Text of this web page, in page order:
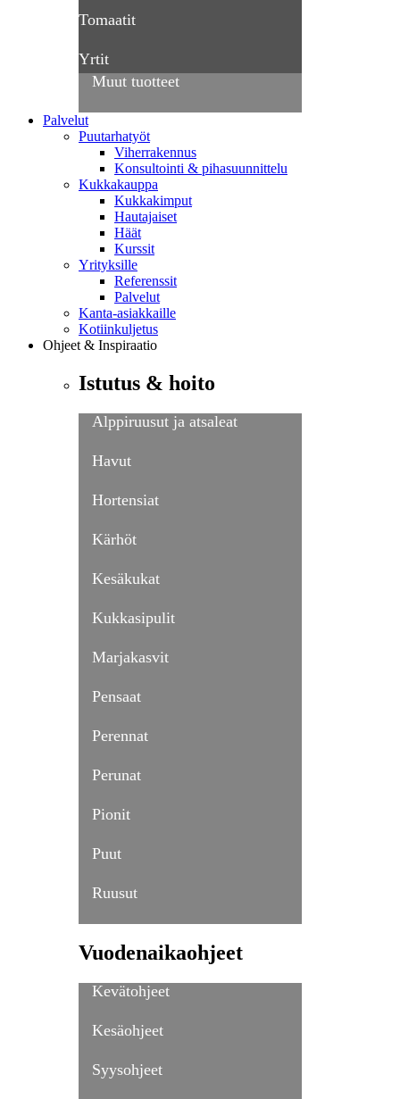
Tomaatit
Yrtit
Muut tuotteet
Palvelut
Puutarhatyöt
Viherrakennus
Konsultointi & pihasuunnittelu
Kukkakauppa
Kukkakimput
Hautajaiset
Häät
Kurssit
Yrityksille
Referenssit
Palvelut
Kanta-asiakkaille
Kotiinkuljetus
Ohjeet & Inspiraatio
Istutus & hoito
Alppiruusut ja atsaleat
Havut
Hortensiat
Kärhöt
Kesäkukat
Kukkasipulit
Marjakasvit
Pensaat
Perennat
Perunat
Pionit
Puut
Ruusut
Vuodenaikaohjeet
Kevätohjeet
Kesäohjeet
Syysohjeet